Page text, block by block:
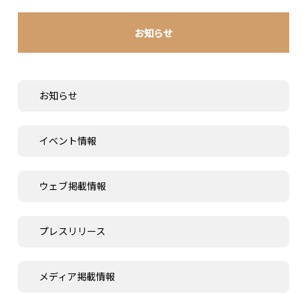
お知らせ
お知らせ
イベント情報
ウェブ掲載情報
プレスリリース
メディア掲載情報